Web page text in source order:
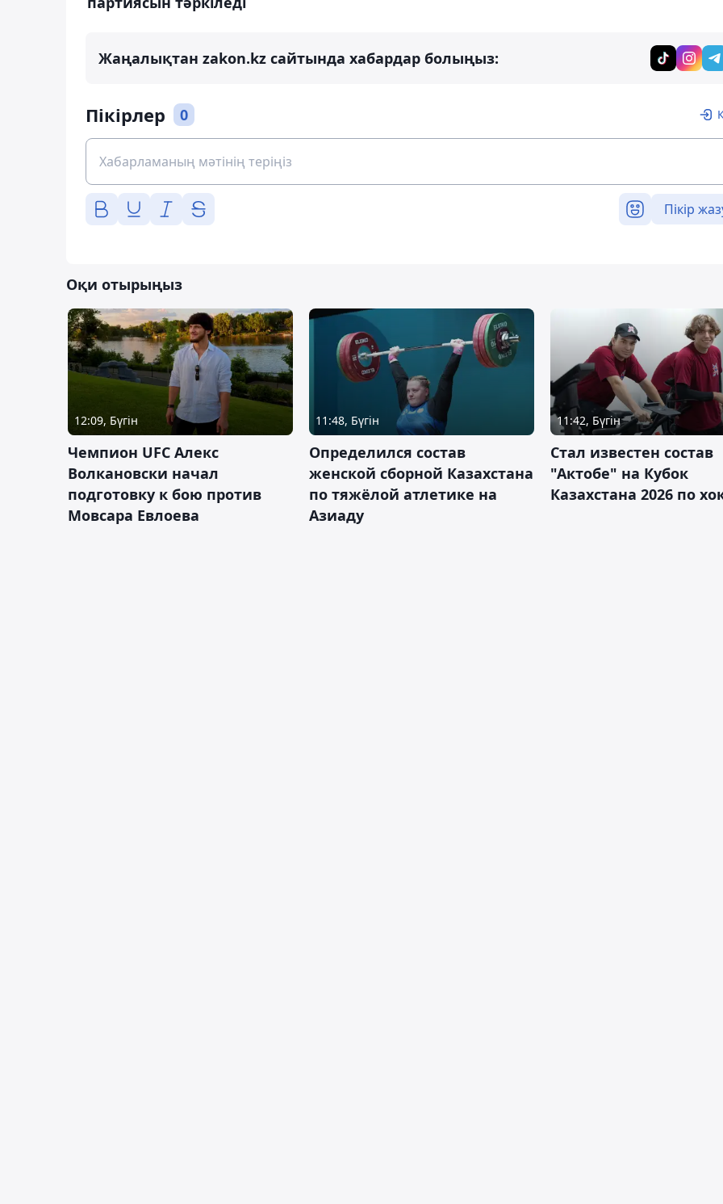
Жаңалықтан zakon.kz сайтында хабардар болыңыз:
Пікірлер 0
Пікір
Оқи отырыңыз
12:09, Бүгін
Чемпион UFC Алекс
Волкановски начал
подготовку к бою против
Мовсара Евлоева
11:48, Бүгін
Определился состав
женской сборной Казахстана
по тяжёлой атлетике на
Азиаду
11:42, Бүгін
Стал известен состав
"Актобе" на Кубок
Казахстана 2026 по